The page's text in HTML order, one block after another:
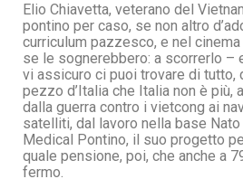
Elio Chiavetta, veterano del
pontino per caso, se non altro
curriculum pazzesco, e nel
se le sognerebbero: a scorrerlo –
vi assicuro ci puoi trovare di tutto,
pezzo d’Italia che Italia non è più,
dalla guerra contro i vietcong ai
satelliti, dal lavoro nella base
Medical Pontino, il suo progetto
quale pensione, poi, che anche a
fermo.